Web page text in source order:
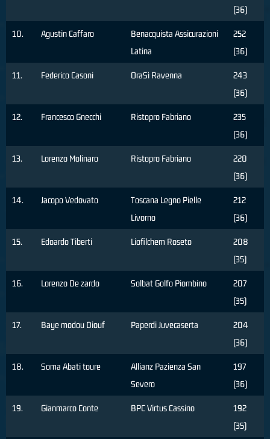
(36)
10. Agustin Caffaro
Benacquista Assicurazioni
Latina
252
(36)
11. Federico Casoni OraSì Ravenna
243
(36)
12. Francesco Gnecchi Ristopro Fabriano
235
(36)
13. Lorenzo Molinaro Ristopro Fabriano
220
(36)
14. Jacopo Vedovato
Toscana Legno Pielle
Livorno
212
(36)
15. Edoardo Tiberti Liofilchem Roseto
208
(35)
16. Lorenzo De zardo Solbat Golfo Piombino
207
(35)
17. Baye modou Diouf Paperdi Juvecaserta
204
(36)
18. Soma Abati toure
Allianz Pazienza San
Severo
197
(36)
19. Gianmarco Conte BPC Virtus Cassino
192
(35)